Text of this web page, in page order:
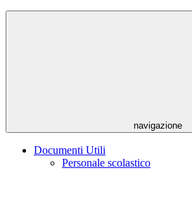
navigazione
Documenti Utili
Personale scolastico